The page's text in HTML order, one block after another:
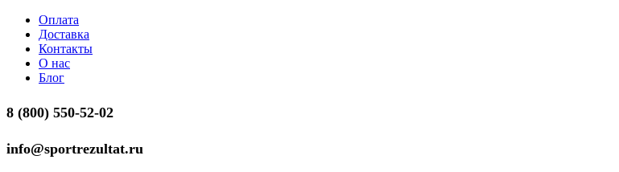
Оплата
Доставка
Контакты
О нас
Блог
8 (800) 550-52-02
info@sportrezultat.ru